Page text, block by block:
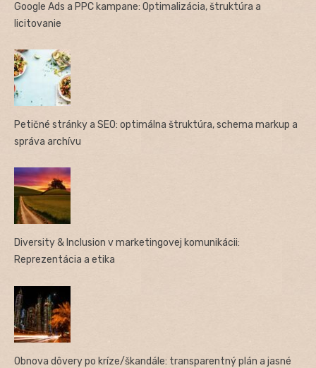
Google Ads a PPC kampane: Optimalizácia, štruktúra a
licitovanie
Petičné stránky a SEO: optimálna štruktúra, schema markup a
správa archívu
Diversity & Inclusion v marketingovej komunikácii:
Reprezentácia a etika
Obnova dôvery po kríze/škandále: transparentný plán a jasné